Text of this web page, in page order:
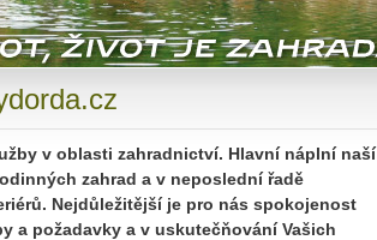
v oblasti zahradnictví. Hlavní náplní naší
zahrad a v neposlední řadě
Nejdůležitější je pro nás spokojenost
a požadavky a v uskutečňování Vašich